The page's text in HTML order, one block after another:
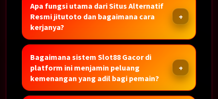
Apa fungsi utama dari Situs Alternatif
Resmi jitutoto dan bagaimana cara
kerjanya?
Bagaimana sistem Slot88 Gacor di
platform ini menjamin peluang
kemenangan yang adil bagi pemain?